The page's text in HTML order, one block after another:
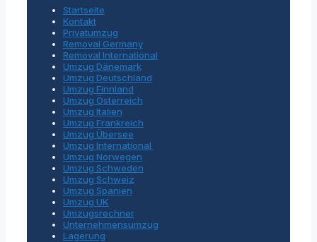
Startseite
Kontakt
Privatumzug
Removal Germany
Removal International
Umzug Dänemark
Umzug Deutschland
Umzug Finnland
Umzug Österreich
Umzug Italien
Umzug Frankreich
Umzug Übersee
Umzug International
Umzug Norwegen
Umzug Schweden
Umzug Schweiz
Umzug Spanien
Umzug UK
Umzugsrechner
Unternehmensumzug
Lagerung